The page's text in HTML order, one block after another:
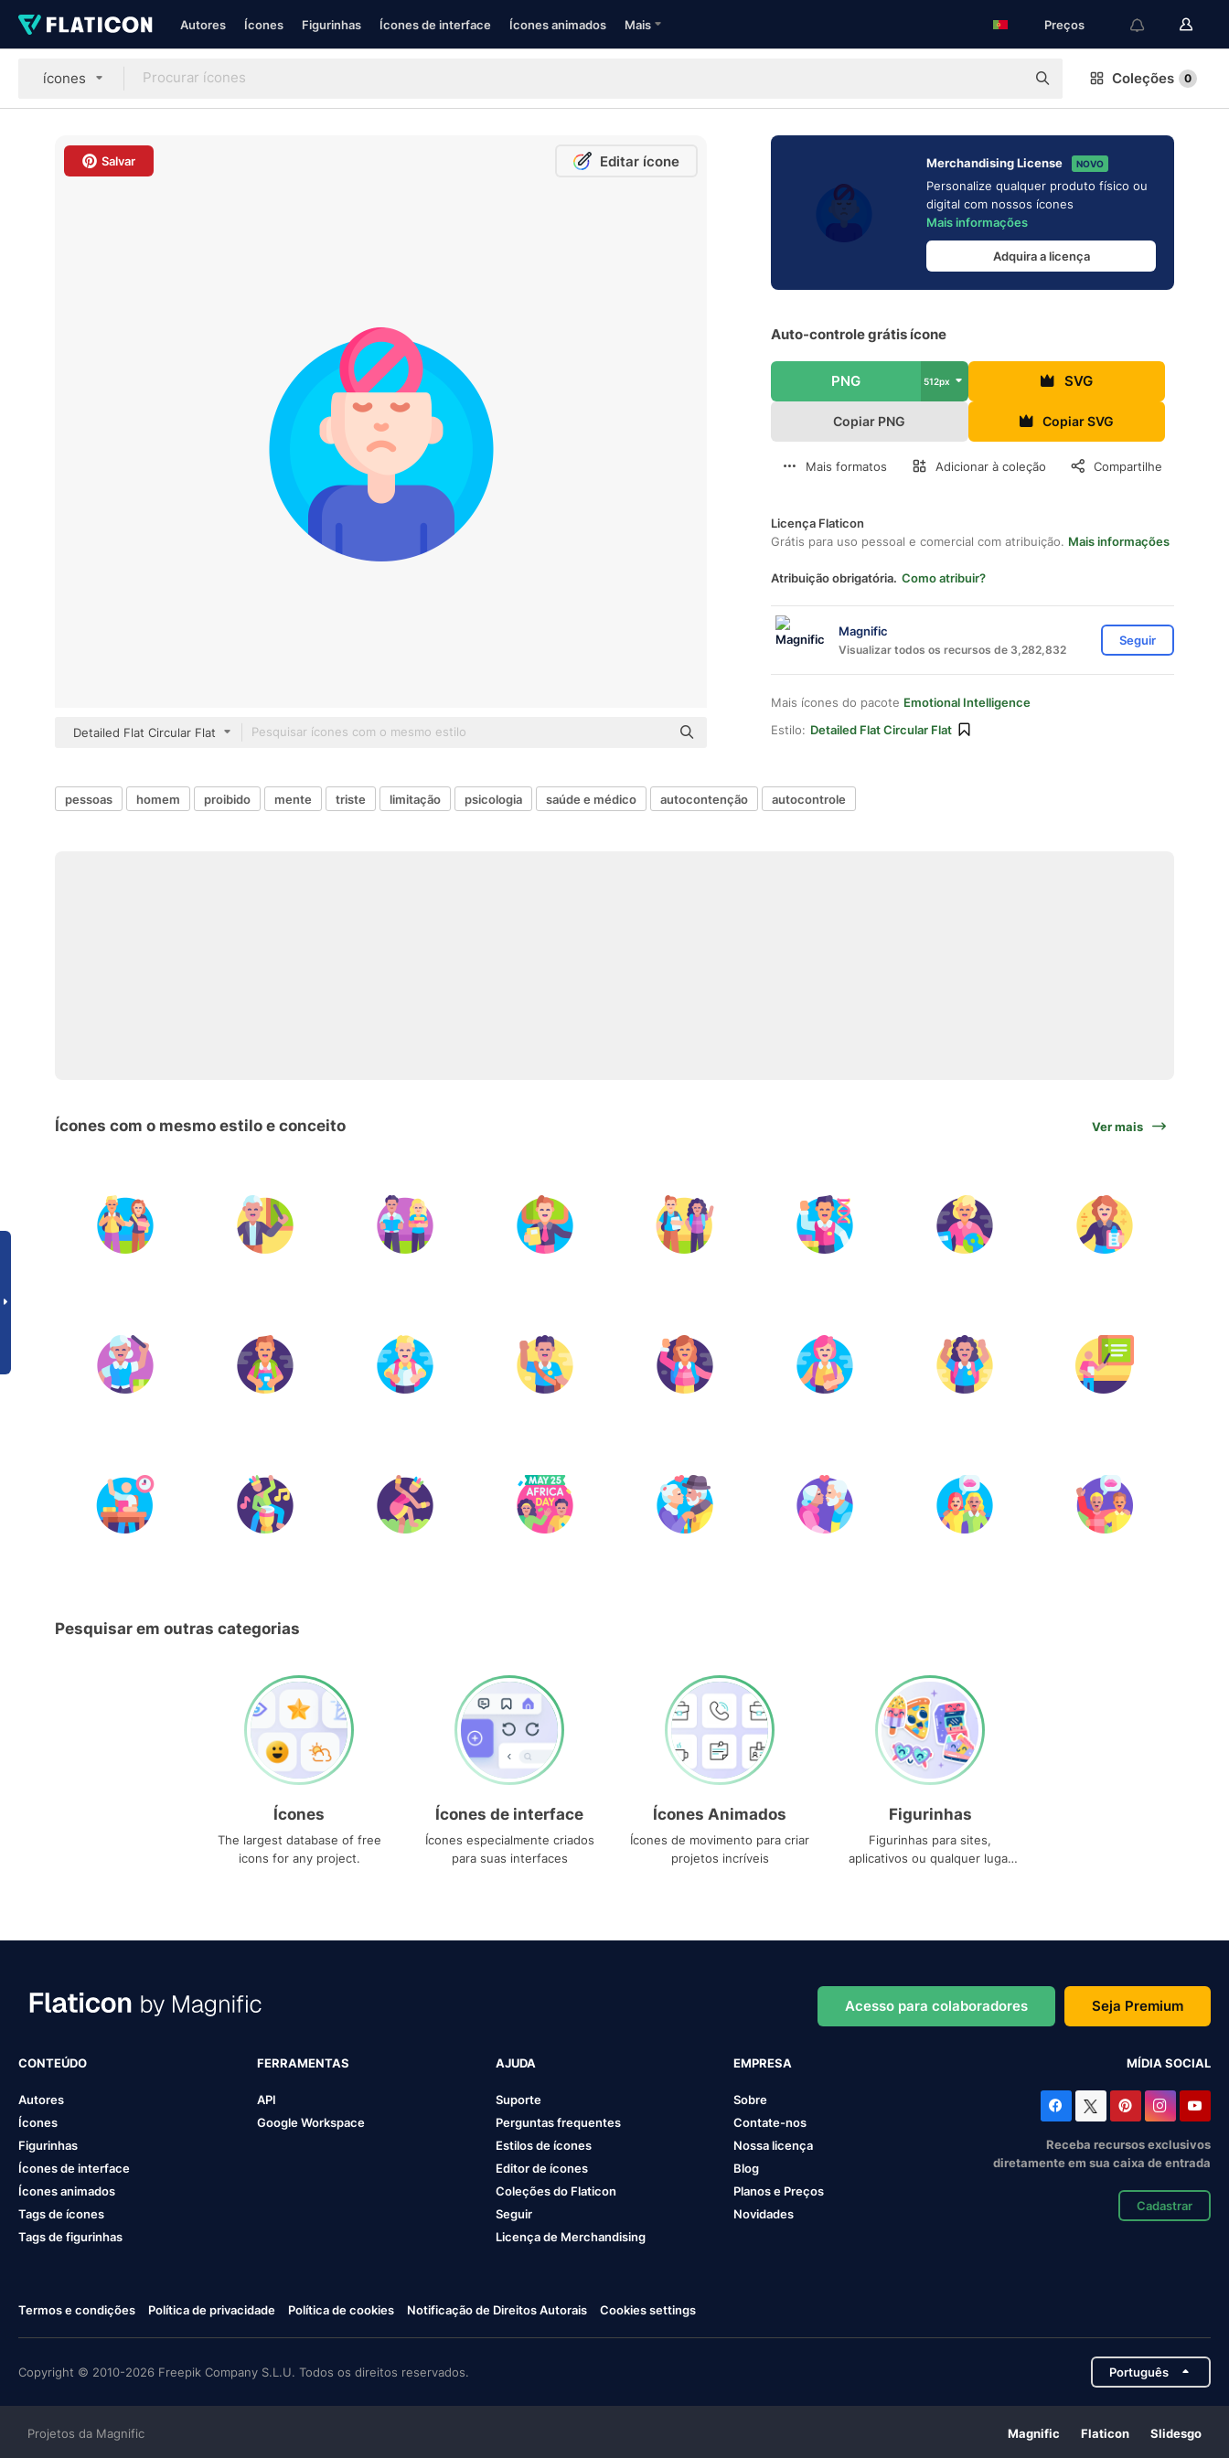
Autores Ícones Figurinhas Ícones de interface Ícones animados Mais Preços
ícones Coleções 0
Salvar Editar ícone
Detailed Flat Circular Flat
Merchandising License NOVO
Personalize qualquer produto físico ou
digital com nossos ícones
Mais informações
Adquira a licença
Auto-controle grátis ícone
PNG 512px SVG
Copiar PNG Copiar SVG
Mais formatos Adicionar à coleção Compartilhe
Licença Flaticon
Grátis para uso pessoal e comercial com atribuição. Mais informações
Atribuição obrigatória. Como atribuir?
Magnific
Visualizar todos os recursos de 3,282,832
Seguir
Mais ícones do pacote Emotional Intelligence
Estilo: Detailed Flat Circular Flat
pessoas homem proibido mente triste limitação psicologia saúde e médico autocontenção autocontrole
Ícones com o mesmo estilo e conceito Ver mais
Pesquisar em outras categorias
Ícones
The largest database of free
icons for any project.
Ícones de interface
Ícones especialmente criados
para suas interfaces
Ícones Animados
Ícones de movimento para criar
projetos incríveis
Figurinhas
Figurinhas para sites,
aplicativos ou qualquer lugar
Acesso para colaboradores Seja Premium
CONTEÚDO
Autores
Ícones
Figurinhas
Ícones de interface
Ícones animados
Tags de ícones
Tags de figurinhas
FERRAMENTAS
API
Google Workspace
AJUDA
Suporte
Perguntas frequentes
Estilos de ícones
Editor de ícones
Coleções do Flaticon
Seguir
Licença de Merchandising
EMPRESA
Sobre
Contate-nos
Nossa licença
Blog
Planos e Preços
Novidades
MÍDIA SOCIAL
Receba recursos exclusivos
diretamente em sua caixa de entrada
Cadastrar
Termos e condições Política de privacidade Política de cookies Notificação de Direitos Autorais Cookies settings
Copyright © 2010-2026 Freepik Company S.L.U. Todos os direitos reservados. Português
Projetos da Magnific Magnific Flaticon Slidesgo